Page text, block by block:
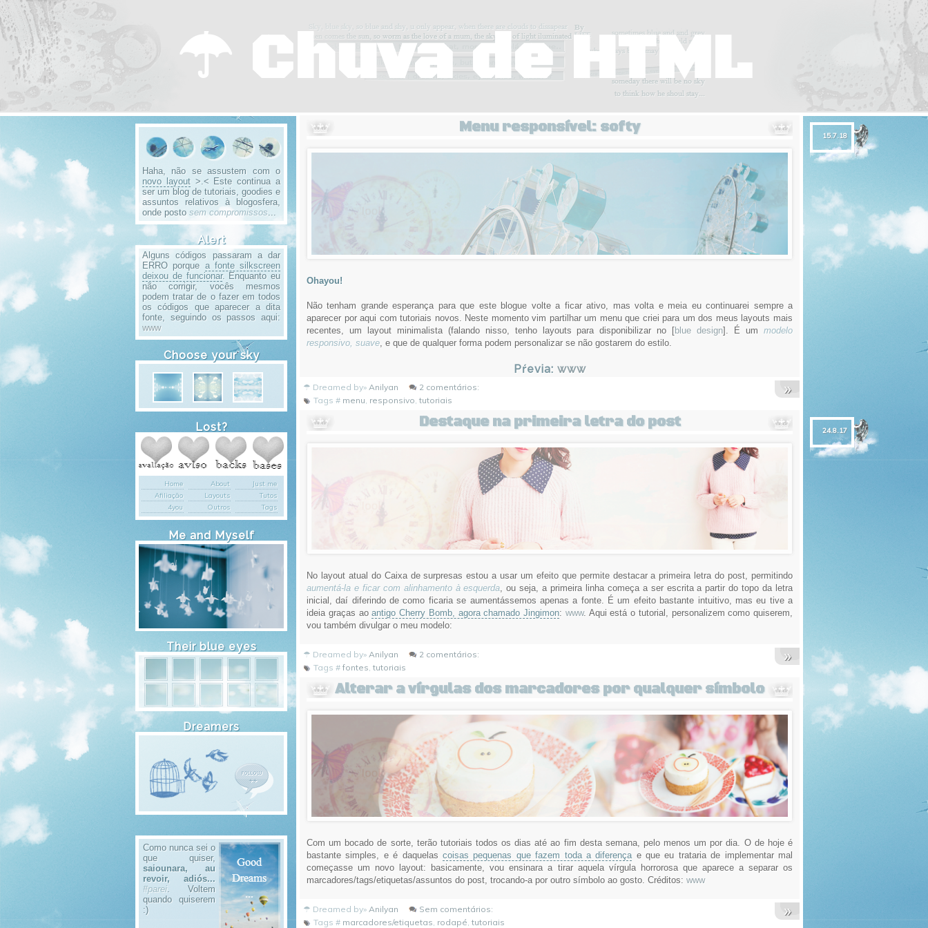
☂ Chuva de HTML
15.7.18
Menu responsível: softy
Ohayou!
Não tenham grande esperança para que este blogue volte a ficar ativo, mas volta e meia eu continuarei sempre a
aparecer por aqui com tutoriais novos. Neste momento vim partilhar um menu que criei para um dos meus layouts mais
recentes, um layout minimalista (falando nisso, tenho layouts para disponibilizar no [blue design]. É ummodelo
responsivo, suave , e que de qualquer forma podem personalizar se não gostarem do estilo.
Pŕevia: www
»
☂ Dreamed by» Anilyan
2 comentários:
Tags # menu responsivo tutoriais
24.8.17
Destaque na primeira letra do post
No layout atual do Caixa de surpresas estou a usar um efeito que permite destacar a primeira letra do post, permitindo
aumentá-la e ficar com alinhamento à esquerda , ou seja, a primeira linha começa a ser escrita a partir do topo da letra
inicial, daí diferindo de como ficaria se aumentássemos apenas a fonte. É um efeito bastante intuitivo, mas eu tive a
ideia graças aoantigo Cherry Bomb, agora chamado Jingimon: www. Aqui está o tutorial, personalizem como quiserem,
vou também divulgar o meu modelo:
»
☂ Dreamed by» Anilyan
2 comentários:
Tags # fontes tutoriais
Alterar a vírgulas dos marcadores por qualquer símbolo
Com um bocado de sorte, terão tutoriais todos os dias até ao fim desta semana, pelo menos um por dia. O de hoje é
bastante simples, e é daquelas coisas pequenas que fazem toda a diferença e que eu trataria de implementar mal
começasse um novo layout: basicamente, vou ensinara a tirar aquela vírgula horrorosa que aparece a separar os
marcadores/tags/etiquetas/assuntos do post, trocando-a por outro símbolo ao gosto. Créditos: www
»
☂ Dreamed by» Anilyan
Sem comentários:
Tags # marcadores/etiquetas rodapé tutoriais
Haha, não se assustem com o
novo layout>.< Este continua a
ser um blog de tutoriais, goodies e
assuntos relativos à blogosfera,
onde posto sem compromissos...
Alert
Alguns códigos passaram a dar
ERRO porque a fonte silkscreen
deixou de funcionar. Enquanto eu
não corrigir, vocês mesmos
podem tratar de o fazer em todos
os códigos que aparecer a dita
fonte, seguindo os passos aqui:
www
Choose your sky
Lost?
Home About
Just me
Afiliação
Layouts
Tutos
4you
Outros Tags
Me and Myself
SEU NOME
[A Rainha-rã: Any-chwan]
Ocupada,
stressada, blogueira, estudiosa, baka,
otaku, fujoshi, docete, coração de
manteiga, mãos de aranha e dedicada. Fã
de várias séries, quer aprender a tocar
piano. Podem saber mais na about.
só troca de avatar após vários anos.
Their blue eyes
Dreamers
Como nunca sei o
que quiser,
saiounara, au
revoir, adiós...
#parei. Voltem
quando quiserem
:)